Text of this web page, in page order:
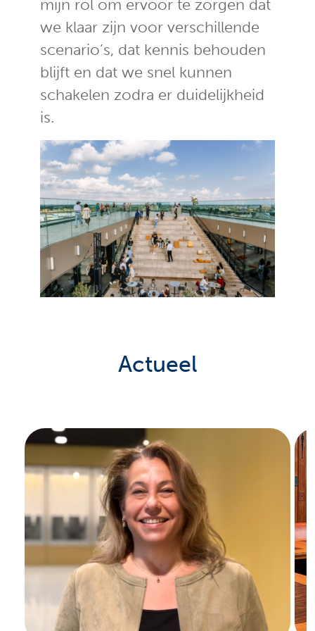
mijn rol om ervoor te zorgen dat
we klaar zijn voor verschillende
scenario’s, dat kennis behouden
blijft en dat we snel kunnen
schakelen zodra er duidelijkheid
is.
Actueel